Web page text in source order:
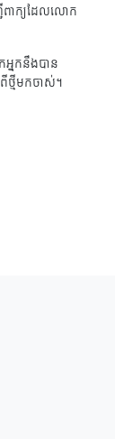
ពាក្យដែលលោក
នកនឹងបាន
ថ្មីមកចាស់។